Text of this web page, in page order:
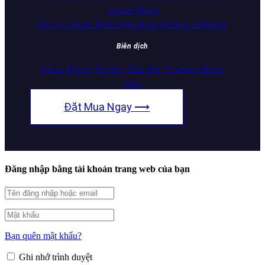
Jesse Stine
Kỷ Lục Giao Dịch Hậu Bong Bóng Internet
Biên dịch
Khúc Ngọc Tuyên, Thu Hà, Trương Minh
Huy
Đặt Mua Ngay ⟶
Đăng nhập bằng tài khoản trang web của bạn
Bạn quên mật khẩu?
Ghi nhớ trình duyệt